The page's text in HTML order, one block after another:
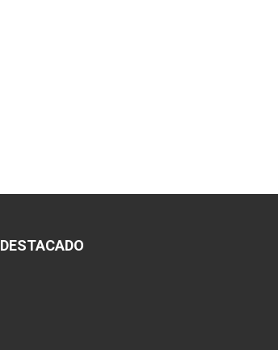
DESTACADO